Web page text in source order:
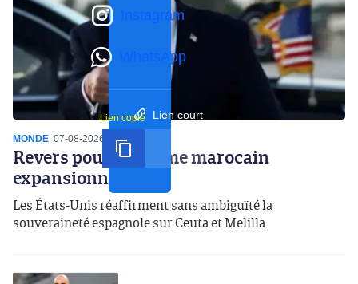
Instagram
WhatsApp
Lien court
Lien copié
MONDE 07-08-2026 16:59
Revers pour le régime marocain
expansionniste
Les États-Unis réaffirment sans ambiguïté la
souveraineté espagnole sur Ceuta et Melilla.